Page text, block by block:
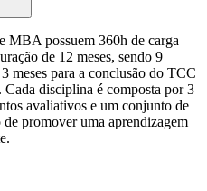
MBA possuem 360h de carga
de 12 meses, sendo 9
meses para a conclusão do TCC
disciplina é composta por 3
avaliativos e um conjunto de
promover uma aprendizagem